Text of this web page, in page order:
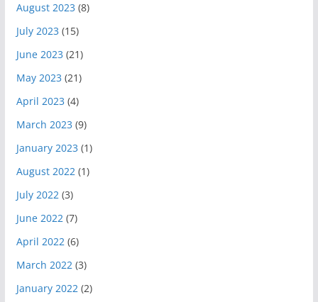
August 2023 (8)
July 2023 (15)
June 2023 (21)
May 2023 (21)
April 2023 (4)
March 2023 (9)
January 2023 (1)
August 2022(1)
July 2022(3)
June 2022(7)
April 2022(6)
March 2022(3)
January 2022(2)